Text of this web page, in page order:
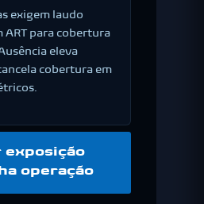
exigem laudo
ART para cobertura
eleva
cobertura em
exposição
operação